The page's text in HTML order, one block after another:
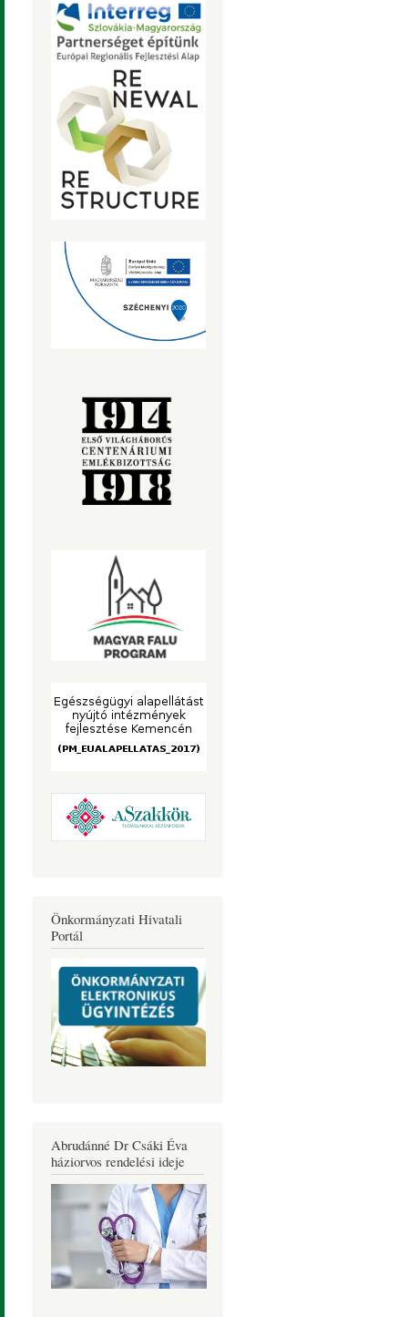
Önkormányzati Hivatali
Portál
Abrudánné Dr Csáki Éva
háziorvos rendelési ideje